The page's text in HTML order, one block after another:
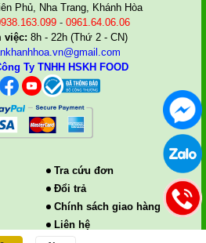
Phủ, Nha Trang, Khánh Hòa
- 0961.64.06.06
việc: 8h - 22h (Thứ 2 - CN)
Ty TNHH HSKH FOOD
Tra cứu đơn
Đổi trả
Chính sách giao hàng
Liên hệ